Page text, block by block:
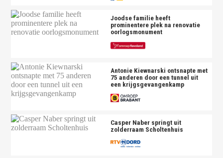
Joodse familie heeft
prominentere plek na renovatie
oorlogsmonument
Antonie Kiewnarski ontsnapte met
75 anderen door een tunnel uit
een krijgsgevangenkamp
Casper Naber springt uit
zolderraam Scholtenhuis